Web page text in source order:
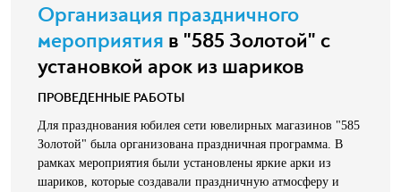
Организация праздничного
мероприятия в "585 Золотой" с
установкой арок из шариков
ПРОВЕДЕННЫЕ РАБОТЫ
Для празднования юбилея сети ювелирных магазинов "585
Золотой" была организована праздничная программа. В
рамках мероприятия были установлены яркие арки из
шариков, которые создавали праздничную атмосферу и